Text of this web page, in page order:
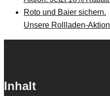
Unsere Rollladen-Aktion
Inhalt